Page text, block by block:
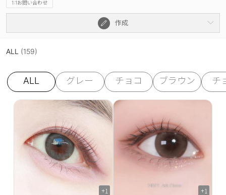
1:1お問い合わせ
作成
ALL (159)
ALL グレー チョコ ブラウン チ
+1 +1